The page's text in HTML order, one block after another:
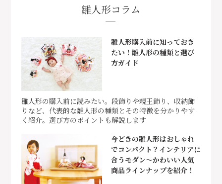
雛人形コラム
雛人形購入前に知っておき
たい！雛人形の種類と選び
方ガイド
雛人形の購入前に読みたい。段飾りや親王飾り、収納飾
りなど、代表的な雛人形の種類とその特徴を分かりやす
く紹介。選び方のポイントも解説します
今どきの雛人形はおしゃれ
でコンパクト？インテリアに
合うモダン～かわいい人気
商品ラインナップを紹介！